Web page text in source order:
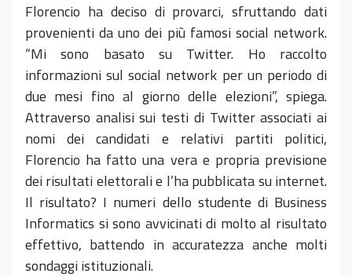
Florencio ha deciso di provarci, sfruttando dati
provenienti da uno dei più famosi social network.
“Mi sono basato su Twitter. Ho raccolto
informazioni sul social network per un periodo di
due mesi fino al giorno delle elezioni”, spiega.
Attraverso analisi sui testi di Twitter associati ai
nomi dei candidati e relativi partiti politici,
Florencio ha fatto una vera e propria previsione
dei risultati elettorali e l’ha pubblicata su internet.
Il risultato? I numeri dello studente di Business
Informatics si sono avvicinati di molto al risultato
effettivo, battendo in accuratezza anche molti
sondaggi istituzionali.